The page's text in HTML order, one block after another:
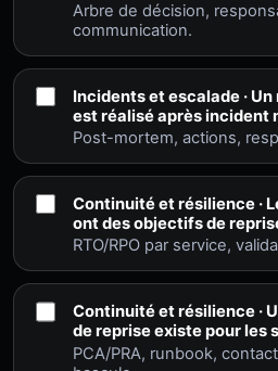
Arbre de décision,
communication.
Incidents et escalade ·
est réalisé après incident
Post-mortem, actions,
Continuité et résilience ·
ont des objectifs de
RTO/RPO par service,
Continuité et résilience ·
de reprise existe pour les
PCA/PRA, runbook,